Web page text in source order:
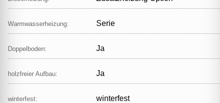
Warmwasserheizung: Serie
Doppelboden: Ja
holzfreier Aufbau: Ja
winterfest: winterfest